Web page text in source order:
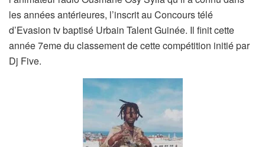
les années antérieures, l’inscrit au Concours télé
d’Evasion tv baptisé Urbain Talent Guinée. Il finit cette
année 7eme du classement de cette compétition initié par
Dj Five.